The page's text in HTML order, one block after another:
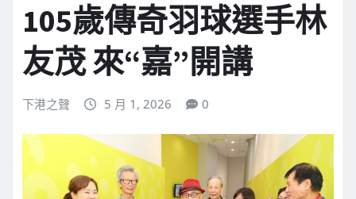
105歲傳奇羽球選手林
友茂 來“嘉”開講
下港之聲 5 月 1, 2026 0